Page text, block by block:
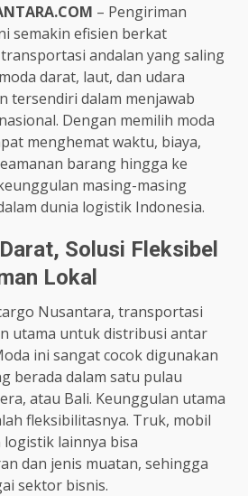
– Pengiriman
semakin efisien berkat
andalan yang saling
darat, laut, dan udara
tersendiri dalam menjawab
Dengan memilih moda
menghemat waktu, biaya,
barang hingga ke
masing-masing
dunia logistik Indonesia.
Solusi Fleksibel
Lokal
Nusantara, transportasi
utama untuk distribusi antar
ini sangat cocok digunakan
berada dalam satu pulau
atau Bali. Keunggulan utama
fleksibilitasnya. Truk, mobil
lainnya bisa
dan jenis muatan, sehingga
sektor bisnis.